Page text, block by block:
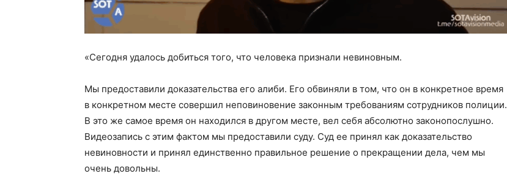
«Сегодня удалось добиться того, что человека признали невиновным.
Мы предоставили доказательства его алиби. Его обвиняли в том, что он в конкретное время
в конкретном месте совершил неповиновение законным требованиям сотрудников полиции.
В это же самое время он находился в другом месте, вел себя абсолютно законопослушно.
Видеозапись с этим фактом мы предоставили суду. Суд ее принял как доказательство
невиновности и принял единственно правильное решение о прекращении дела, чем мы
очень довольны.